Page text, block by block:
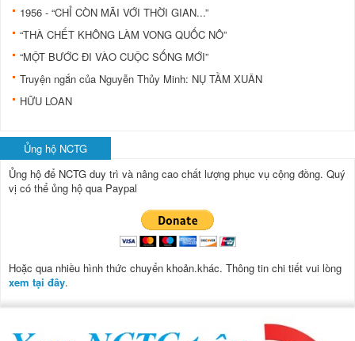
1956 - “CHỈ CÒN MÃI VỚI THỜI GIAN...”
“THÀ CHẾT KHÔNG LÀM VONG QUỐC NÔ”
“MỘT BƯỚC ĐI VÀO CUỘC SỐNG MỚI”
Truyện ngắn của Nguyễn Thủy Minh: NỤ TẦM XUÂN
HỮU LOAN
Ủng hộ NCTG
Ủng hộ để NCTG duy trì và nâng cao chất lượng phục vụ cộng đồng. Quý
vị có thể ủng hộ qua Paypal
Hoặc qua nhiều hình thức chuyển khoản.khác. Thông tin chi tiết vui lòng
xem tại đây.